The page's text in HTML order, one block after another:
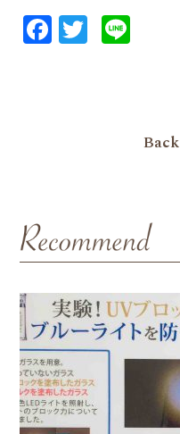
Facebook
Twitter
Back